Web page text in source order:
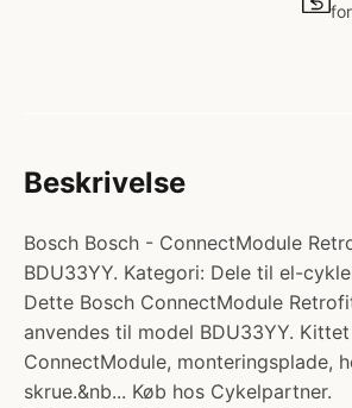
Beskrivelse
Bosch Bosch - ConnectModule
BDU33YY. Kategori: Dele til el-
Dette Bosch ConnectModule
anvendes til model BDU33YY.
ConnectModule, monteringsplade,
skrue.&nb... Køb hos Cykelpartner.